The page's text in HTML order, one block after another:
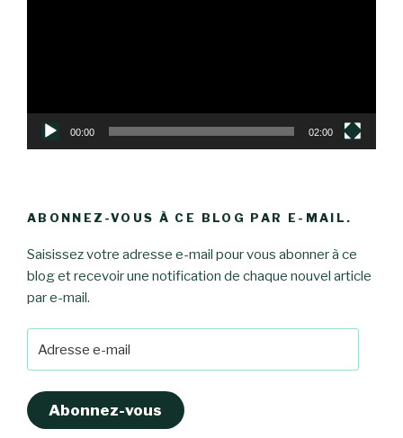
00:00 02:00
ABONNEZ-VOUS À CE BLOG PAR E-MAIL.
Saisissez votre adresse e-mail pour vous abonner à ce
blog et recevoir une notification de chaque nouvel article
par e-mail.
e-
Abonnez-vous